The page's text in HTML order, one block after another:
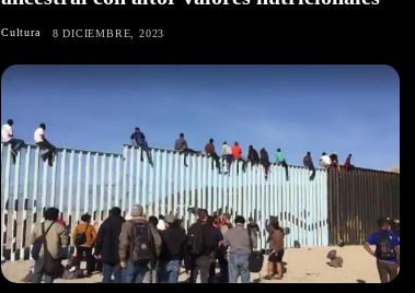
Cultura 8 DICIEMBRE, 2023